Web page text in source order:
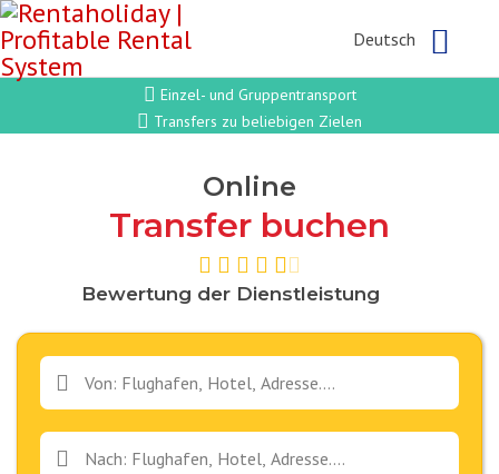
Deutsch
Einzel- und Gruppentransport
Transfers zu beliebigen Zielen
Online
Transfer buchen
Bewertung der Dienstleistung